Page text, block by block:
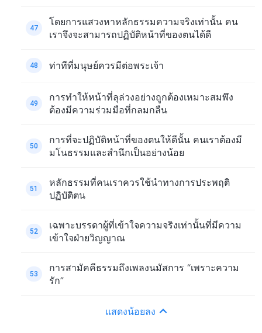
47
โดยการแสวงหาหลักธรรมความจริงเท่านั้น คน
เราจึงจะสามารถปฏิบัติหน้าที่ของตนได้ดี
48 ท่าทีที่มนุษย์ควรมีต่อพระเจ้า
49
การทำให้หน้าที่ลุล่วงอย่างถูกต้องเหมาะสมพึง
ต้องมีความร่วมมือที่กลมกลืน
50
การที่จะปฏิบัติหน้าที่ของตนให้ดีนั้น คนเราต้องมี
มโนธรรมและสำนึกเป็นอย่างน้อย
51
หลักธรรมที่คนเราควรใช้นำทางการประพฤติ
ปฏิบัติตน
52
เฉพาะบรรดาผู้ที่เข้าใจความจริงเท่านั้นที่มีความ
เข้าใจฝ่ายวิญญาณ
53
การสามัคคีธรรมถึงเพลงนมัสการ “เพราะความ
รัก”
แสดงน้อยลง